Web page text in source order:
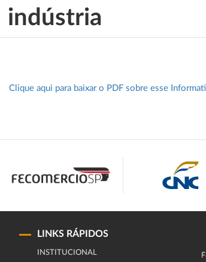
indústria
Clique aqui para baixar o PDF sobre esse
LINKS RÁPIDOS
INSTITUCIONAL